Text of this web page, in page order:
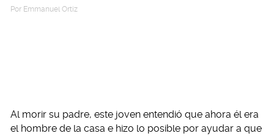
Por Emmanuel Ortiz
Al morir su padre, este joven entendió que ahora él era
el hombre de la casa e hizo lo posible por ayudar a que